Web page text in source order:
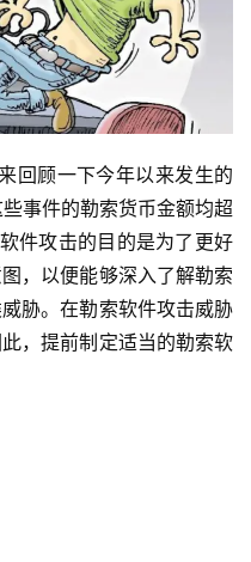
回顾一下今年以来发生的
事件的勒索货币金额均超
件攻击的目的是为了更好
，以便能够深入了解勒索
胁。在勒索软件攻击威胁
，提前制定适当的勒索软